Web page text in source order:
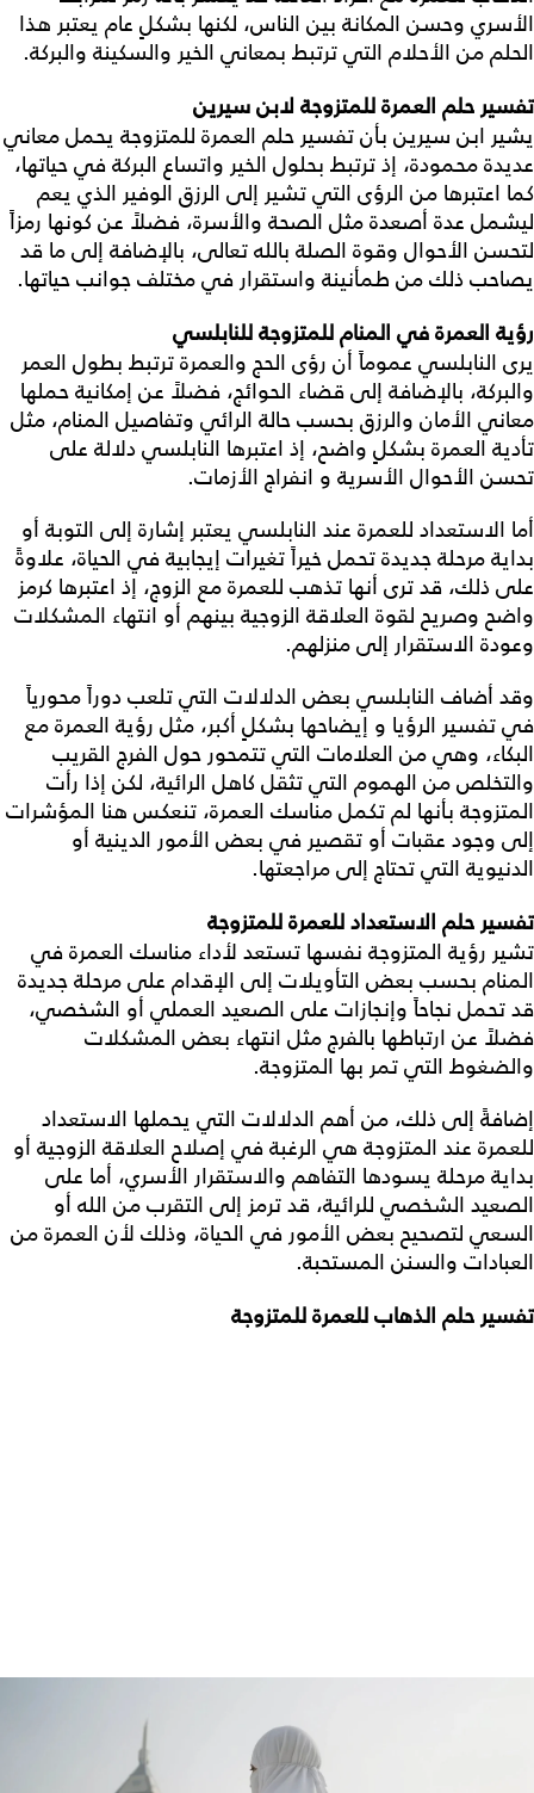
الأسري وحسن المكانة بين الناس، لكنها بشكلٍ عام يعتبر هذا
الحلم من الأحلام التي ترتبط بمعاني الخير والسكينة والبركة.
تفسير حلم العمرة للمتزوجة لابن سيرين
يشير ابن سيرين بأن تفسير حلم العمرة للمتزوجة يحمل معاني
عديدة محمودة، إذ ترتبط بحلول الخير واتساع البركة في حياتها،
كما اعتبرها من الرؤى التي تشير إلى الرزق الوفير الذي يعم
ليشمل عدة أصعدة مثل الصحة والأسرة، فضلاً عن كونها رمزاً
لتحسن الأحوال وقوة الصلة بالله تعالى، بالإضافة إلى ما قد
يصاحب ذلك من طمأنينة واستقرار في مختلف جوانب حياتها.
رؤية العمرة في المنام للمتزوجة للنابلسي
يرى النابلسي عموماً أن رؤى الحج والعمرة ترتبط بطول العمر
والبركة، بالإضافة إلى قضاء الحوائج، فضلاً عن إمكانية حملها
معاني الأمان والرزق بحسب حالة الرائي وتفاصيل المنام، مثل
تأدية العمرة بشكلٍ واضح، إذ اعتبرها النابلسي دلالة على
تحسن الأحوال الأسرية و انفراج الأزمات.
أما الاستعداد للعمرة عند النابلسي يعتبر إشارة إلى التوبة أو
بداية مرحلة جديدة تحمل خيراً تغيرات إيجابية في الحياة، علاوةً
على ذلك، قد ترى أنها تذهب للعمرة مع الزوج، إذ اعتبرها كرمز
واضح وصريح لقوة العلاقة الزوجية بينهم أو انتهاء المشكلات
وعودة الاستقرار إلى منزلهم.
وقد أضاف النابلسي بعض الدلالات التي تلعب دوراً محورياً
في تفسير الرؤيا و إيضاحها بشكلٍ أكبر، مثل رؤية العمرة مع
البكاء، وهي من العلامات التي تتمحور حول الفرج القريب
والتخلص من الهموم التي تثقل كاهل الرائية، لكن إذا رأت
المتزوجة بأنها لم تكمل مناسك العمرة، تنعكس هنا المؤشرات
إلى وجود عقبات أو تقصير في بعض الأمور الدينية أو
الدنيوية التي تحتاج إلى مراجعتها.
تفسير حلم الاستعداد للعمرة للمتزوجة
تشير رؤية المتزوجة نفسها تستعد لأداء مناسك العمرة في
المنام بحسب بعض التأويلات إلى الإقدام على مرحلة جديدة
قد تحمل نجاحاً وإنجازات على الصعيد العملي أو الشخصي،
فضلاً عن ارتباطها بالفرج مثل انتهاء بعض المشكلات
والضغوط التي تمر بها المتزوجة.
إضافةً إلى ذلك، من أهم الدلالات التي يحملها الاستعداد
للعمرة عند المتزوجة هي الرغبة في إصلاح العلاقة الزوجية أو
بداية مرحلة يسودها التفاهم والاستقرار الأسري، أما على
الصعيد الشخصي للرائية، قد ترمز إلى التقرب من الله أو
السعي لتصحيح بعض الأمور في الحياة، وذلك لأن العمرة من
العبادات والسنن المستحبة.
تفسير حلم الذهاب للعمرة للمتزوجة